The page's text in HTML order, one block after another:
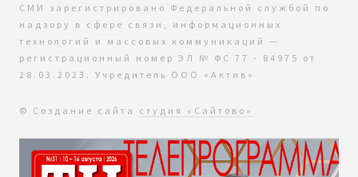
СМИ зарегистрировано Федеральной службой по
надзору в сфере связи, информационных
технологий и массовых коммуникаций —
регистрационный номер ЭЛ № ФС 77 - 84975 от
28.03.2023. Учредитель ООО «Актив»
© Создание сайта студия «Сайтово»